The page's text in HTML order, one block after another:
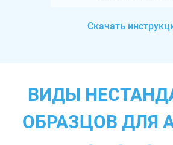
Скачать
ВИДЫ
ОБРАЗЦОВ ДЛЯ